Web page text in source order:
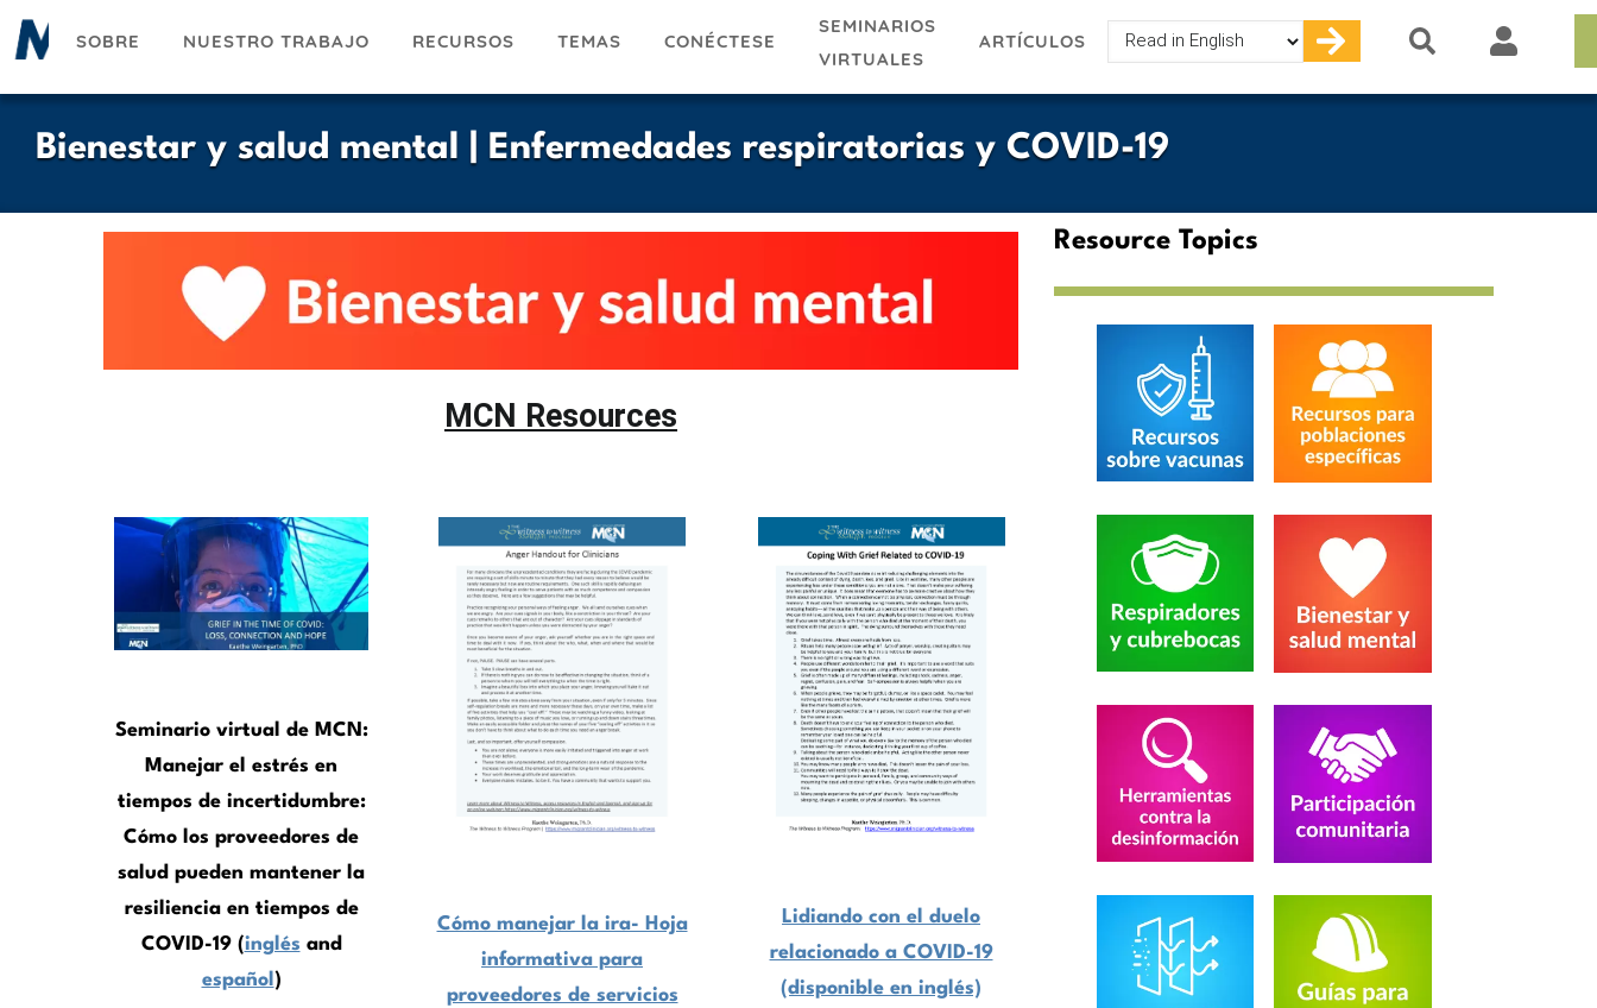
Pasar
SOBRE NUESTRO TRABAJO RECURSOS TEMAS CONÉCTESE
SEMINARIOS
VIRTUALES
ARTÍCULOS
Select
your
Bienestar y salud mental | Enfermedades respiratorias y COVID-19
MCN Resources
Seminario virtual de MCN:
Manejar el estrés en
tiempos de incertidumbre:
Cómo los proveedores de
salud pueden mantener la
resiliencia en tiempos de
COVID-19 (inglés and
español )
Cómo manejar la ira- Hoja
informativa para
proveedores de servicios
Lidiando con el duelo
relacionado a COVID-19
(disponible en inglés)
Resource Topics